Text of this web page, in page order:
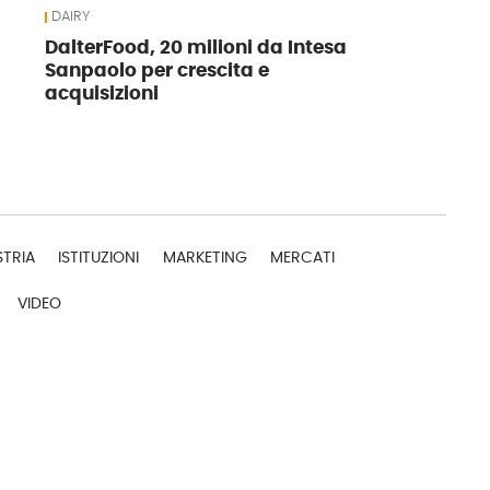
DAIRY
DalterFood, 20 milioni da Intesa
Sanpaolo per crescita e
acquisizioni
ISTITUZIONI MARKETING MERCATI
VIDEO